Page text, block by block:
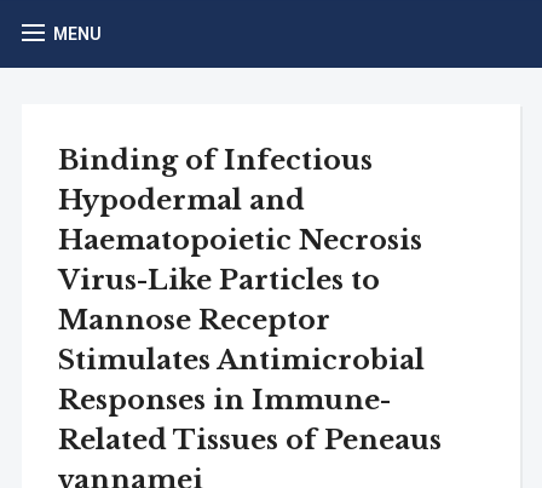
MENU
Binding of Infectious
Hypodermal and
Haematopoietic Necrosis
Virus-Like Particles to
Mannose Receptor
Stimulates Antimicrobial
Responses in Immune-
Related Tissues of Peneaus
vannamei